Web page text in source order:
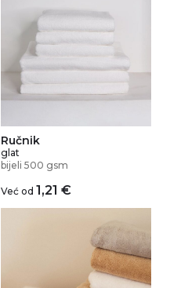
Ručnik
glat
bijeli 500 gsm
Već od 1,21 €